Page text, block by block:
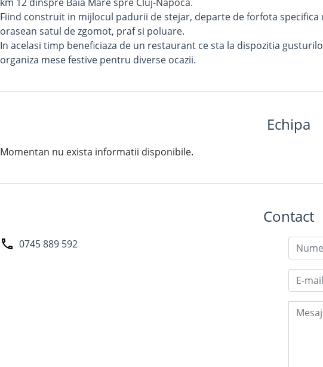
Fiind construit in mijlocul padurii de stejar, departe de forfota
orasean satul de zgomot, praf si poluare.
In acelasi timp beneficiaza de un restaurant ce sta la dispozitia
organiza mese festive pentru diverse ocazii.
Echipa
Momentan nu exista informatii disponibile.
Contact
0745 889 592